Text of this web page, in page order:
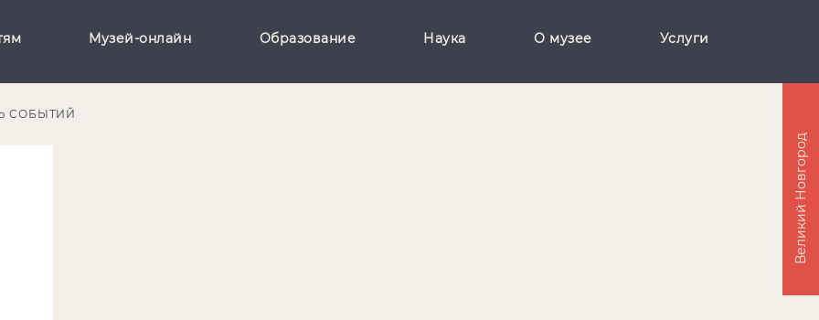
Музей-онлайн Образование Наука О музее Услуги
СОБЫТИЙ
Великий Новгород